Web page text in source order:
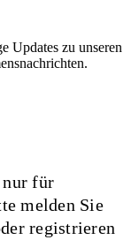
Updates zu unseren
nur für
melden Sie
registrieren